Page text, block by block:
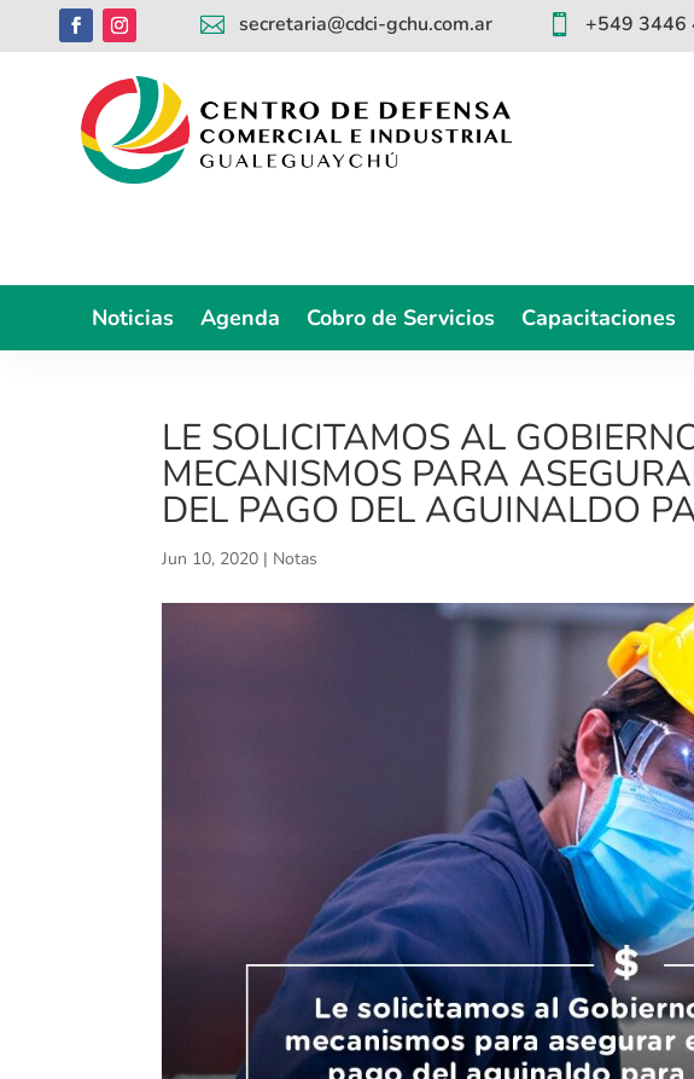
 secretaria@cdci-gchu.com.ar  +549 3446
Noticias Agenda Cobro de Servicios Capacitaciones
LE SOLICITAMOS AL
MECANISMOS PARA
DEL PAGO DEL AGUINALDO
Jun 10, 2020 | Notas